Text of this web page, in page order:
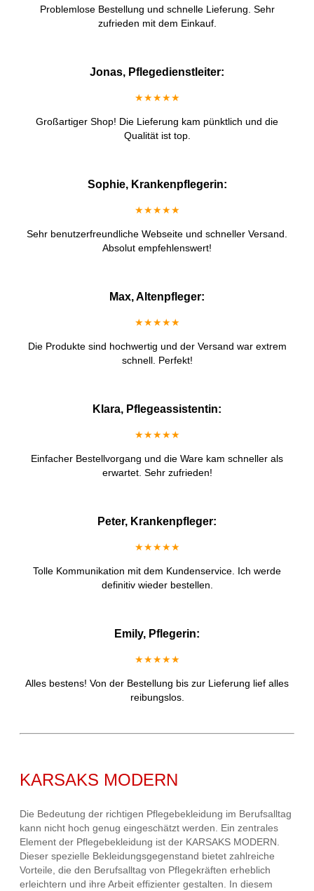
Problemlose Bestellung und schnelle Lieferung. Sehr
zufrieden mit dem Einkauf.
Jonas, Pflegedienstleiter:
★★★★★
Großartiger Shop! Die Lieferung kam pünktlich und die
Qualität ist top.
Sophie, Krankenpflegerin:
★★★★★
Sehr benutzerfreundliche Webseite und schneller Versand.
Absolut empfehlenswert!
Max, Altenpfleger:
★★★★★
Die Produkte sind hochwertig und der Versand war extrem
schnell. Perfekt!
Klara, Pflegeassistentin:
★★★★★
Einfacher Bestellvorgang und die Ware kam schneller als
erwartet. Sehr zufrieden!
Peter, Krankenpfleger:
★★★★★
Tolle Kommunikation mit dem Kundenservice. Ich werde
definitiv wieder bestellen.
Emily, Pflegerin:
★★★★★
Alles bestens! Von der Bestellung bis zur Lieferung lief alles
reibungslos.
KARSAKS MODERN
Die Bedeutung der richtigen Pflegebekleidung im Berufsalltag
kann nicht hoch genug eingeschätzt werden. Ein zentrales
Element der Pflegebekleidung ist der KARSAKS MODERN.
Dieser spezielle Bekleidungsgegenstand bietet zahlreiche
Vorteile, die den Berufsalltag von Pflegekräften erheblich
erleichtern und ihre Arbeit effizienter gestalten. In diesem